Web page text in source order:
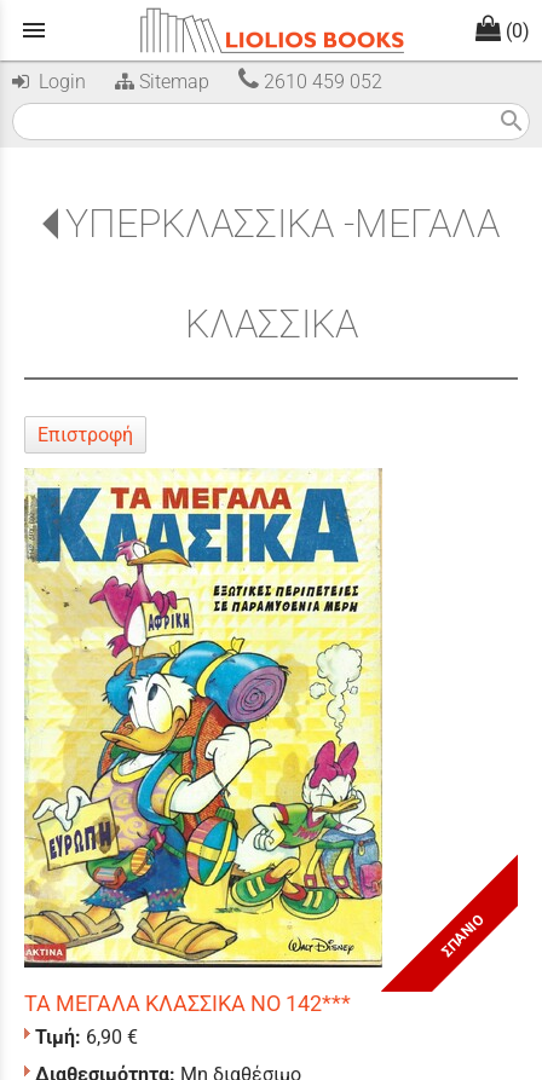
menu (0)
Login Sitemap 2610 459 052
search
ΥΠΕΡΚΛΑΣΣΙΚΑ -ΜΕΓΑΛΑ
ΚΛΑΣΣΙΚΑ
Επιστροφή
ΣΠΑΝΙΟ
ΤΑ ΜΕΓΑΛΑ ΚΛΑΣΣΙΚΑ ΝΟ 142***
Τιμή: 6,90 €
Διαθεσιμότητα: Μη διαθέσιμο